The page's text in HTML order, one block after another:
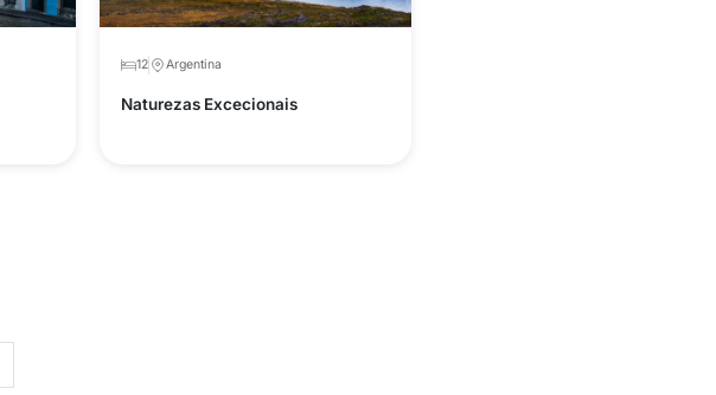
12 Argentina
Naturezas Excecionais